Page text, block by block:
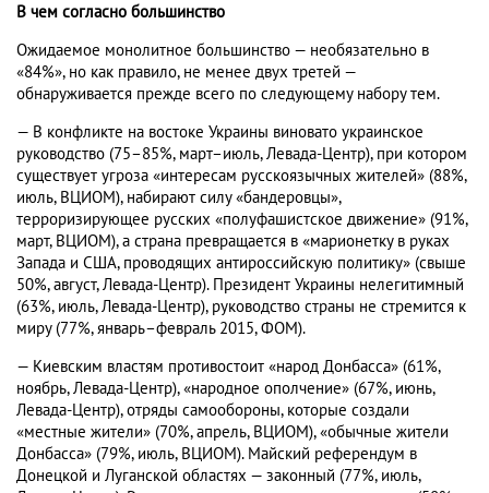
В чем согласно большинство
Ожидаемое монолитное большинство — необязательно в
«84%», но как правило, не менее двух третей —
обнаруживается прежде всего по следующему набору тем.
— В конфликте на востоке Украины виновато украинское
руководство (75–85%, март–июль, Левада-Центр), при котором
существует угроза «интересам русскоязычных жителей» (88%,
июль, ВЦИОМ), набирают силу «бандеровцы»,
терроризирующее русских «полуфашистское движение» (91%,
март, ВЦИОМ), а страна превращается в «марионетку в руках
Запада и США, проводящих антироссийскую политику» (свыше
50%, август, Левада-Центр). Президент Украины нелегитимный
(63%, июль, Левада-Центр), руководство страны не стремится к
миру (77%, январь–февраль 2015, ФОМ).
— Киевским властям противостоит «народ Донбасса» (61%,
ноябрь, Левада-Центр), «народное ополчение» (67%, июнь,
Левада-Центр), отряды самообороны, которые создали
«местные жители» (70%, апрель, ВЦИОМ), «обычные жители
Донбасса» (79%, июль, ВЦИОМ). Майский референдум в
Донецкой и Луганской областях — законный (77%, июль,